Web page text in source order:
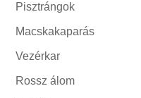
Pisztrángok
Macskakaparás
Vezérkar
Rossz álom